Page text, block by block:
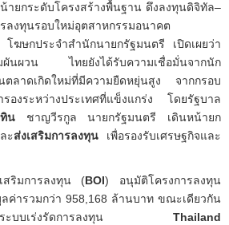
ายกระดับโครงสร้างพื้นฐาน ดึงลงทุนดิจิทัล–
ลงทุนรอบใหม่อุตสาหกรรมอนาคต
ฆษกประจำสำนักนายกรัฐมนตรี เปิดเผยว่า
มผันผวน ไทยยังได้รับความเชื่อมั่นจากนัก
ลาดเกิดใหม่ที่มีความยืดหยุ่นสูง จากกรอบ
องระหว่างประเทศที่แข็งแกร่ง โดยรัฐบาล
น ชาญวีรกูล นายกรัฐมนตรี เดินหน้ายก
ะส่งเสริมการลงทุน เพื่อรองรับเศรษฐกิจและ
สริมการลงทุน (BOI) อนุมัติโครงการลงทุน
ค่ารวมกว่า 958,168 ล้านบาท ขณะเดียวกัน
ข้าสู่ระบบเร่งรัดการลงทุน Thailand